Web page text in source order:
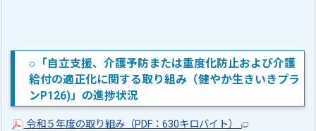
○「自立支援、介護予防または重度化防止および介護
給付の適正化に関する取り組み（健やか生きいきプラ
ンP126)」の進捗状況
令和５年度の取り組み（PDF：630キロバイト）